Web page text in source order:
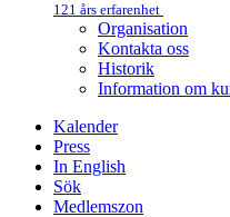
121 års erfarenhet
Organisation
Kontakta oss
Historik
Information om
Kalender
Press
In English
Sök
Medlemszon